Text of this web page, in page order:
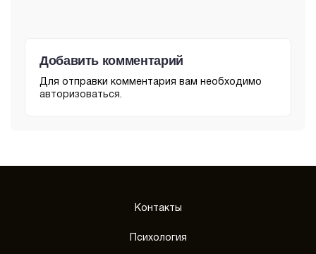
Добавить комментарий
Для отправки комментария вам необходимо
авторизоваться.
Контакты
Психология